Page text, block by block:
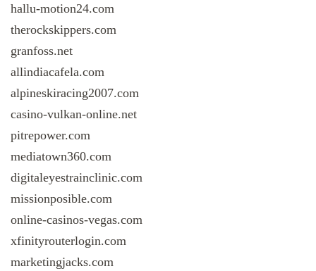
hallu-motion24.com
therockskippers.com
granfoss.net
allindiacafela.com
alpineskiracing2007.com
casino-vulkan-online.net
pitrepower.com
mediatown360.com
digitaleyestrainclinic.com
missionposible.com
online-casinos-vegas.com
xfinityrouterlogin.com
marketingjacks.com